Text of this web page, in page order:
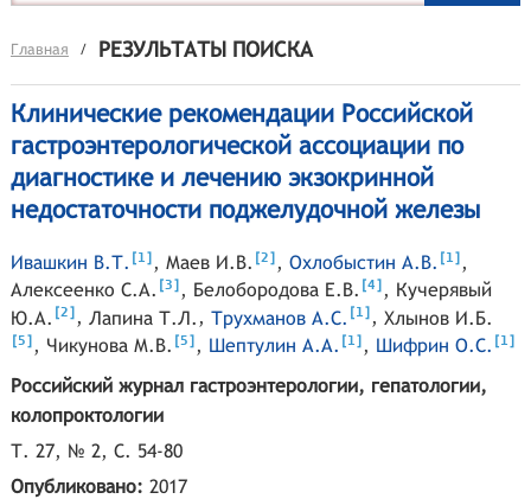
Главная / РЕЗУЛЬТАТЫ ПОИСКА
Клинические рекомендации Российской
гастроэнтерологической ассоциации по
диагностике и лечению экзокринной
недостаточности поджелудочной железы
Ивашкин В.Т. [1] , Маев И.В. [2] , Охлобыстин А.В. [1] ,
Алексеенко С.А. [3] , Белобородова Е.В. [4] , Кучерявый
Ю.А. [2] , Лапина Т.Л. , Трухманов А.С. [1] , Хлынов И.Б.
[5] , Чикунова М.В. [5] , Шептулин А.А. [1] , Шифрин О.С. [1]
Российский журнал гастроэнтерологии, гепатологии,
колопроктологии
Т. 27, № 2, С. 54-80
Опубликовано: 2017